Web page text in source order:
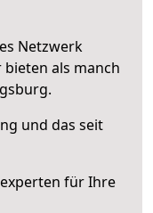
Netzwerk
als manch
und das seit
für Ihre